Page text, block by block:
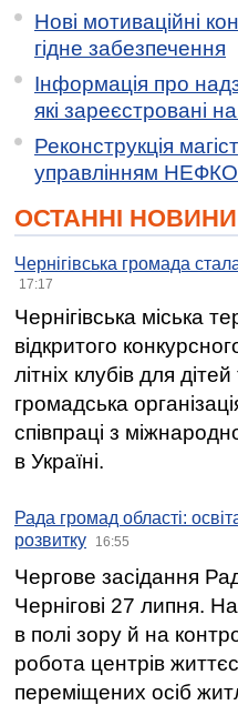
Нові мотиваційні
гідне забезпечення
Інформація про
які зареєстровані
Реконструкція
управлінням
ОСТАННІ
Чернігівська громада
17:17
Чернігівська міська
відкритого
літніх клубів для
громадська
співпраці з
в Україні.
Рада громад області:
розвитку
16:55
Чергове засідання
Чернігові 27 липня.
в полі зору й на
робота центрів
переміщених осіб